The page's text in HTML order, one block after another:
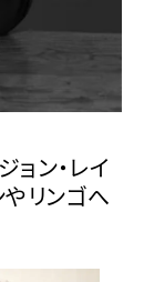
ョン・レイ
リンゴへ